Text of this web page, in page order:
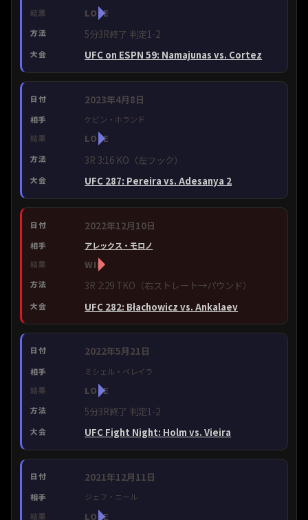
LOSE
5分3R終了 判定1-2
UFC on ESPN 59: Namajunas vs. Cortez
2023年4月8日
ケビン・ホランド
LOSE
3R 3:16 KO（左フック）
UFC 287: Pereira vs. Adesanya 2
2022年12月10日
アレックス・モロノ
WIN
3R 2:29 TKO（右ストレート→パウンド）
UFC 282: Błachowicz vs. Ankalaev
2022年5月21日
ミシェル・ペレイラ
LOSE
5分3R終了 判定1-2
UFC Fight Night: Holm vs. Vieira
2021年12月11日
ジェフ・ニール
LOSE